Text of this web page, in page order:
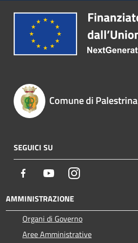
Comune di Palestrina
SEGUICI SU
Facebook YoutubeInstagram
AMMINISTRAZIONE
Organi di Governo
Aree Amministrative